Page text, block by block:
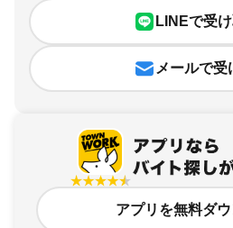
LINEで受
メールで受
アプリを無料ダ